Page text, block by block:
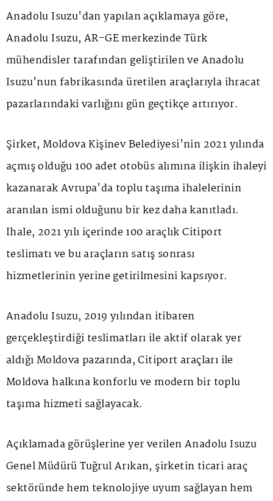
Anadolu Isuzu'dan yapılan açıklamaya göre,
Anadolu Isuzu, AR-GE merkezinde Türk
mühendisler tarafından geliştirilen ve Anadolu
Isuzu'nun fabrikasında üretilen araçlarıyla ihracat
pazarlarındaki varlığını gün geçtikçe artırıyor.
Şirket, Moldova Kişinev Belediyesi'nin 2021 yılında
açmış olduğu 100 adet otobüs alımına ilişkin ihaleyi
kazanarak Avrupa'da toplu taşıma ihalelerinin
aranılan ismi olduğunu bir kez daha kanıtladı.
İhale, 2021 yılı içerinde 100 araçlık Citiport
teslimatı ve bu araçların satış sonrası
hizmetlerinin yerine getirilmesini kapsıyor.
Anadolu Isuzu, 2019 yılından itibaren
gerçekleştirdiği teslimatları ile aktif olarak yer
aldığı Moldova pazarında, Citiport araçları ile
Moldova halkına konforlu ve modern bir toplu
taşıma hizmeti sağlayacak.
Açıklamada görüşlerine yer verilen Anadolu Isuzu
Genel Müdürü Tuğrul Arıkan, şirketin ticari araç
sektöründe hem teknolojiye uyum sağlayan hem